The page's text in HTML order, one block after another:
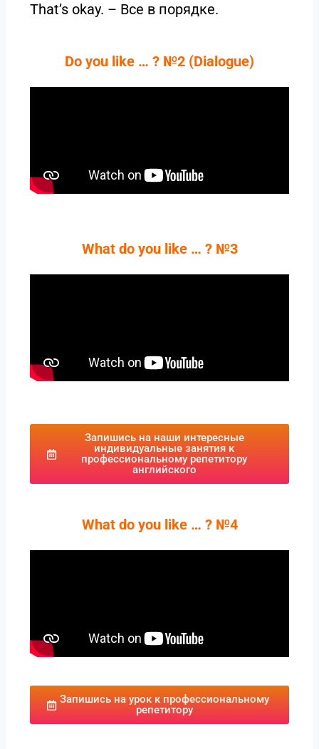
That’s okay. – Все в порядке.
Do you like … ? №2 (Dialogue)
What do you like … ? №3
Запишись на наши интересные
индивидуальные занятия к
профессиональному репетитору
английского
What do you like … ? №4
Запишись на урок к профессиональному
репетитору